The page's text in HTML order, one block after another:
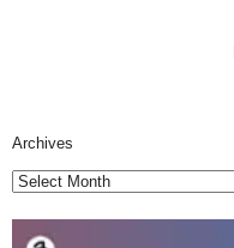
Archives